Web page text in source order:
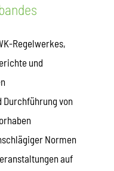
Regelwerkes,
und
Durchführung von
Normen
auf